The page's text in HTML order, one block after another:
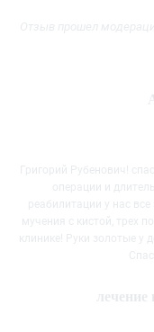
Отзыв прошел
Григорий Рубенович!
операции и
реабилитации у нас
мучения с кистой, трех
клинике! Руки золотые у